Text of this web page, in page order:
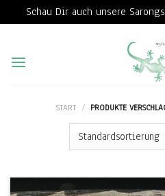
Schau Dir auch unsere
content
START / PRODUKTE